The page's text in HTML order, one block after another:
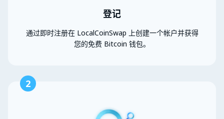
登记
通过即时注册在 LocalCoinSwap 上创建一个帐户并获得
您的免费 Bitcoin 钱包。
2